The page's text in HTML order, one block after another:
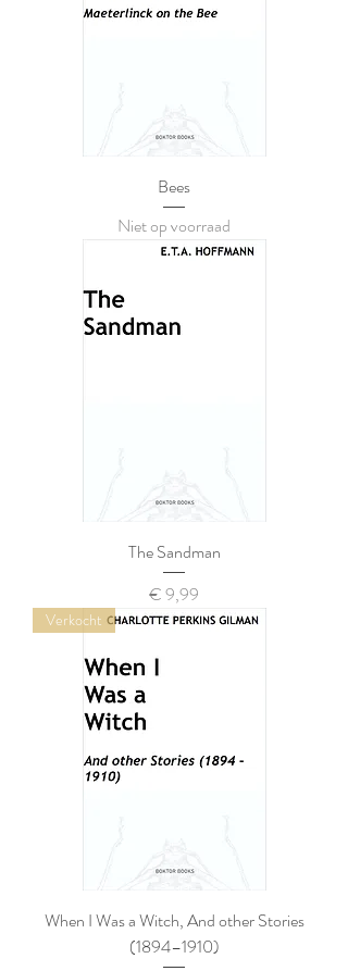
Bees
Niet op voorraad
The Sandman
Prijs
€ 9,99
Verkocht
When I Was a Witch, And other Stories
(1894–1910)